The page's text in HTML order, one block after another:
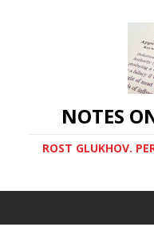
NOTES
ROST GLUKHOV.